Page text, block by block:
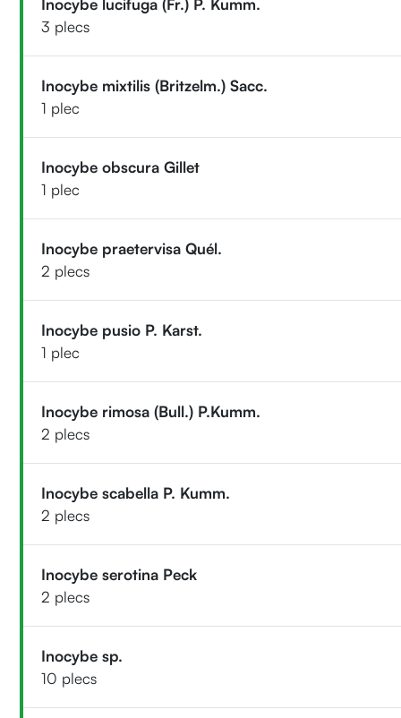
3 plecs
Inocybe mixtilis (Britzelm.) Sacc.
1 plec
Inocybe obscura Gillet
1 plec
Inocybe praetervisa Quél.
2 plecs
Inocybe pusio P. Karst.
1 plec
Inocybe rimosa (Bull.) P.Kumm.
2 plecs
Inocybe scabella P. Kumm.
2 plecs
Inocybe serotina Peck
2 plecs
Inocybe sp.
10 plecs